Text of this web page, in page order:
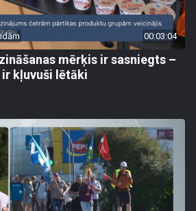
00:03:04
mērķis ir sasniegts –
kļuvuši lētāki